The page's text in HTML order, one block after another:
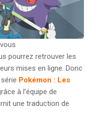
pourrez retrouver les
mises en ligne. Donc
Pokémon : Les
à l’équipe de
une traduction de